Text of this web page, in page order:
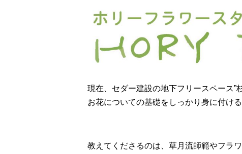
現在、セダー建設の地下フリースペース”
お花についての基礎をしっかり身に付け
教えてくださるのは、草月流師範やフラ